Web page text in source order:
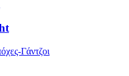
Γάντζοι